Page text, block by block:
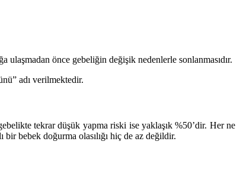
ulaşmadan önce gebeliğin değişik nedenlerle sonlanmasıdır.
adı verilmektedir.
tekrar düşük yapma riski ise yaklaşık %50’dir. Her ne
bebek doğurma olasılığı hiç de az değildir.